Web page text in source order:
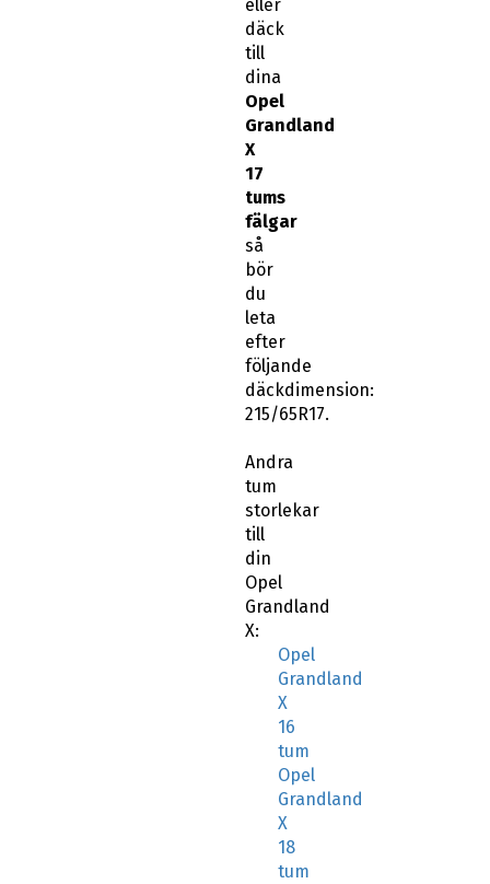
eller
däck
till
dina
Opel
Grandland
X
17
tums
fälgar
så
bör
du
leta
efter
följande
däckdimension:
215/65R17.
Andra
tum
storlekar
till
din
Opel
Grandland
X:
Opel
Grandland
X
16
tum
Opel
Grandland
X
18
tum